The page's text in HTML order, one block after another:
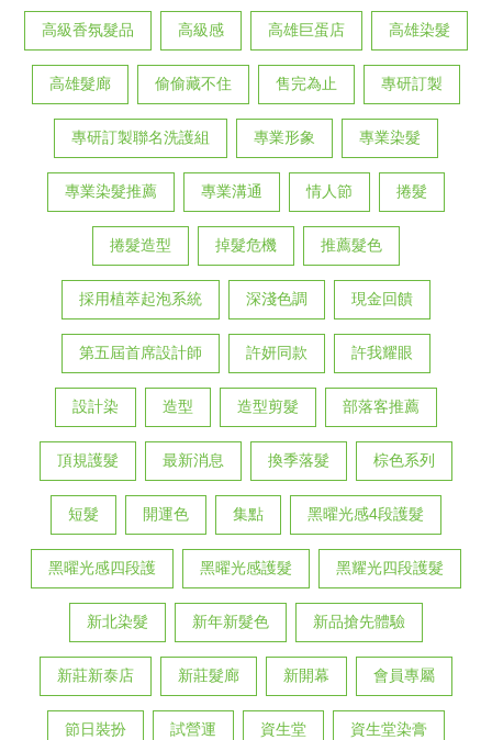
高級香氛髮品 高級感 高雄巨蛋店 高雄染髮
高雄髮廊 偷偷藏不住 售完為止 專研訂製
專研訂製聯名洗護組 專業形象 專業染髮
專業染髮推薦 專業溝通 情人節 捲髮
捲髮造型 掉髮危機 推薦髮色
採用植萃起泡系統 深淺色調 現金回饋
第五屆首席設計師 許妍同款 許我耀眼
設計染 造型 造型剪髮 部落客推薦
頂規護髮 最新消息 換季落髮 棕色系列
短髮 開運色 集點 黑曜光感4段護髮
黑曜光感四段護 黑曜光感護髮 黑耀光四段護髮
新北染髮 新年新髮色 新品搶先體驗
新莊新泰店 新莊髮廊 新開幕 會員專屬
節日裝扮 試營運 資生堂 資生堂染膏